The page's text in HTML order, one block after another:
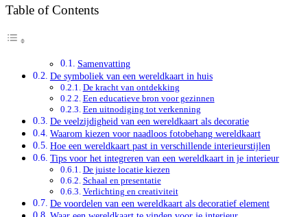
Table of Contents
Samenvatting
De symboliek van een wereldkaart in huis
De kracht van ontdekking
Een educatieve bron voor gezinnen
Een uitnodiging tot verkenning
De veelzijdigheid van een wereldkaart als decoratie
Waarom kiezen voor naadloos fotobehang wereldkaart
Hoe een wereldkaart past in verschillende interieurstijlen
Tips voor het integreren van een wereldkaart in je interieur
De juiste locatie kiezen
Schaal en presentatie
Verlichting en creativiteit
De voordelen van een wereldkaart als decoratief element